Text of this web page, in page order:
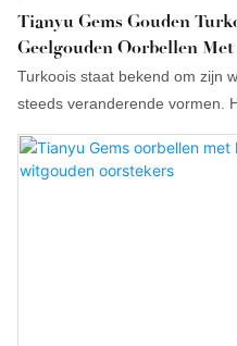
Tianyu Gems Gouden
Geelgouden Oorbellen
Turkoois staat bekend om zijn
steeds veranderende vormen.
waarmee je gegarandeerd